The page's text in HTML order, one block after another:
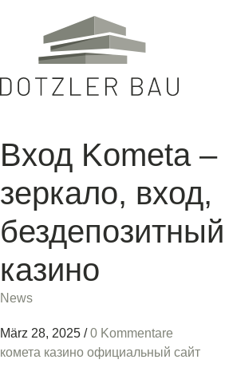
Вход Kometa
зеркало, вход,
казино
News
März 28, 2025 / 0 Kommentare
комета казино официальный сайт